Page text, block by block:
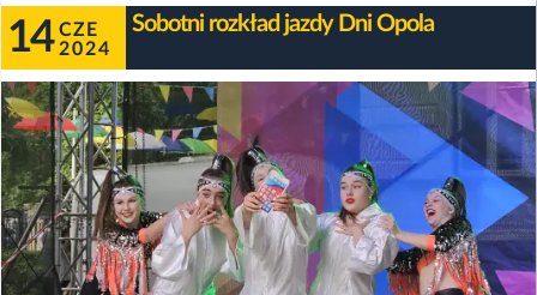
14 CZE
2024
Sobotni rozkład jazdy Dni Opola